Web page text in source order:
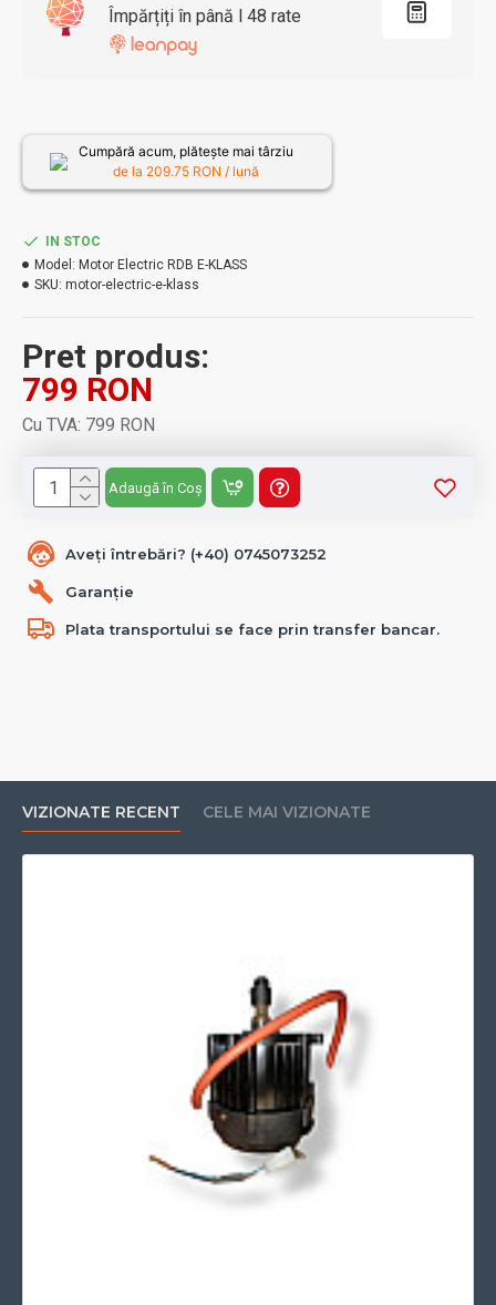
Împărțiți în până l 48 rate
Aveți întrebări? (+40) 0745073252
Garanție
Plata transportului se face prin transfer bancar.
Pret produs:
799 RON
Cu TVA: 799 RON
IN STOC
Model: Motor Electric RDB E-KLASS
SKU: motor-electric-e-klass
Adaugă în Coș
Cumpără acum, plătește mai târziu
de la 209.75 RON / lună
VIZIONATE RECENT CELE MAI VIZIONATE